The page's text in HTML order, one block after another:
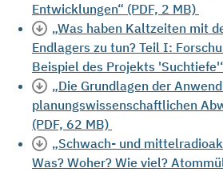
Entwicklungen“ (PDF, 2 MB)
„Was haben Kaltzeiten mit
Endlagers zu tun? Teil I:
Beispiel des Projekts
„Die Grundlagen der
planungswissenschaftlichen
(PDF, 62 MB)
„Schwach- und
Was? Woher? Wie viel?